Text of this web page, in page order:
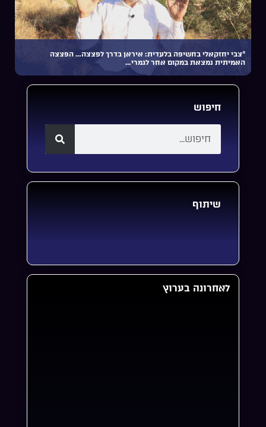
“צבי יחזקאלי בחשיפה בלעדית: איראן בדרך לפצצה… הפצצה
האמיתית נמצאת במקום אחר לגמרי…
חיפוש
שיתוף
לאחרונה בערוץ